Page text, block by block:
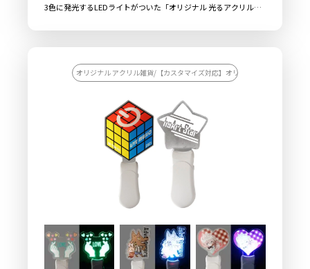
3色に発光するLEDライトがついた「オリジナル 光るアクリルキ
リジナルのデザインをプリントし、アクリルダイカットにてデザ
のお散歩ライトなど日常的にお使いいただけるような商品です。
ことができます。 販売に必要な資材も数多く取り揃えております
ので、お客様にはデザインをご入稿いただくだけでオリジナル商
品として販売していただくことができます。 国内生産で小ロット
から大ロットまで承っておりますので、お気軽にご相談くださ
オリジナル アクリル雑貨/【カスタマイズ対応】オリジナル アクリル雑